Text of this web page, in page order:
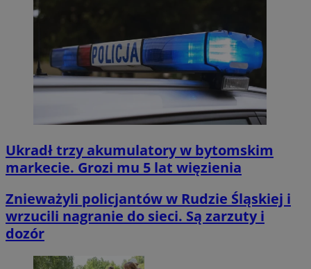
Ukradł trzy akumulatory w bytomskim
markecie. Grozi mu 5 lat więzienia
Znieważyli policjantów w Rudzie Śląskiej i
wrzucili nagranie do sieci. Są zarzuty i
dozór